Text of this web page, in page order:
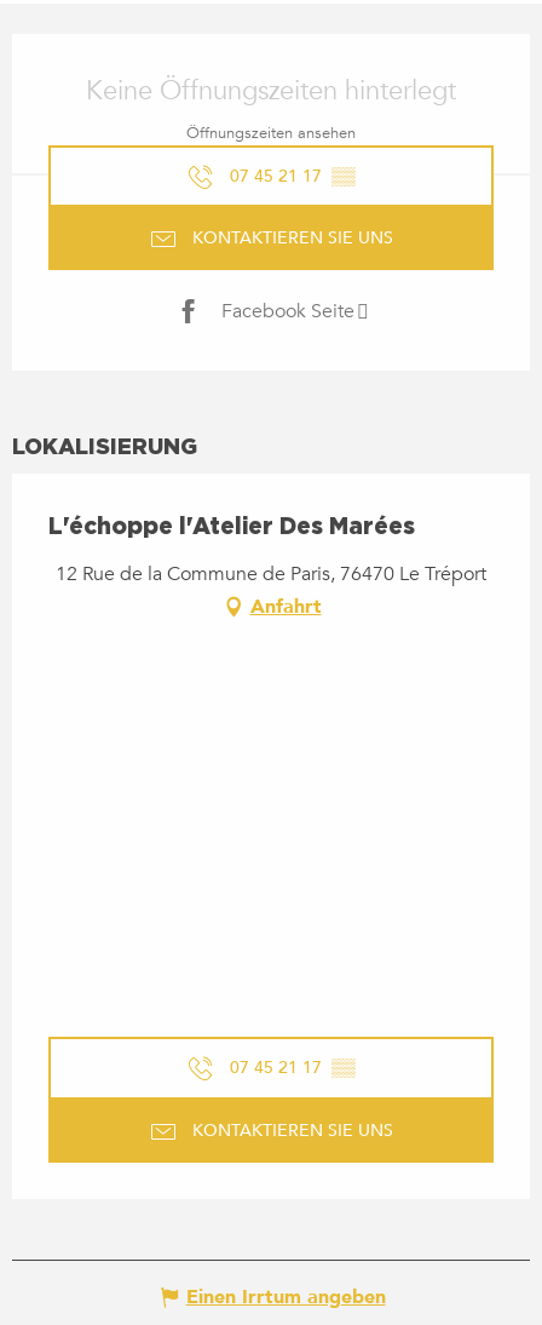
Keine Öffnungszeiten hinterlegt
Öffnungszeiten ansehen
07 45 21 17 ▒▒
KONTAKTIEREN SIE UNS
Facebook Seite
LOKALISIERUNG
L'échoppe l'Atelier Des Marées
12 Rue de la Commune de Paris, 76470 Le Tréport
Anfahrt
07 45 21 17 ▒▒
KONTAKTIEREN SIE UNS
Einen Irrtum angeben